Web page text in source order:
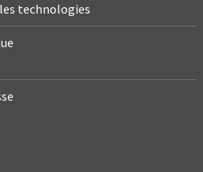
technologies